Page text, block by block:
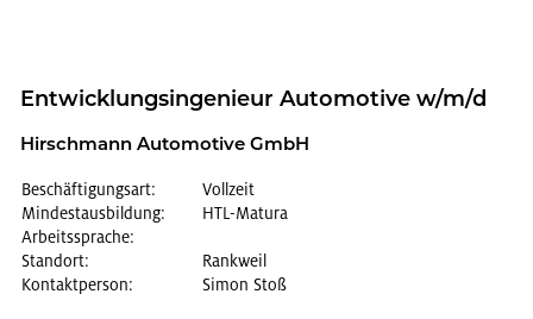
Ent­wick­lungs­in­ge­nieur Au­to­mo­ti­ve w/m/d
Hirsch­mann Au­to­mo­ti­ve GmbH
Beschäftigungsart:
Vollzeit
Mindestausbildung:
HTL-Matura
Arbeitssprache:
Standort:
Rankweil
Kontaktperson:
Simon Stoß